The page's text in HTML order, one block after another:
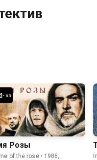
Розы
of the rose • 1986,